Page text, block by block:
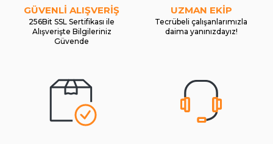
GÜVENLİ ALIŞVERİŞ
256Bit SSL Sertifikası ile
Alışverişte Bilgileriniz
Güvende
UZMAN EKİP
Tecrübeli çalışanlarımızla
daima yanınızdayız!